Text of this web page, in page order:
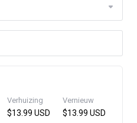
Verhuizing
$13.99 USD
Vernieuw
$13.99 USD